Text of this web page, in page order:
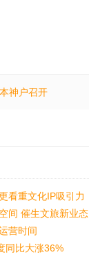
神户召开
看重文化IP吸引力
间 催生文旅新业态
营时间
同比大涨36%